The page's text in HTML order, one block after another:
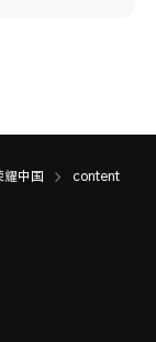
中国 content